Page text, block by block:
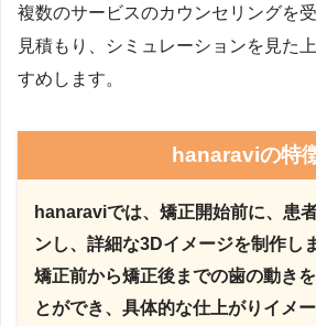
複数のサービスのカウンセリングを
見積もり、シミュレーションを見た
すめします。
hanaraviの特
hanaraviでは、矯正開始前に、患
ンし、詳細な3Dイメージを制作し
矯正前から矯正後までの歯の動き
とができ、具体的な仕上がりイメ